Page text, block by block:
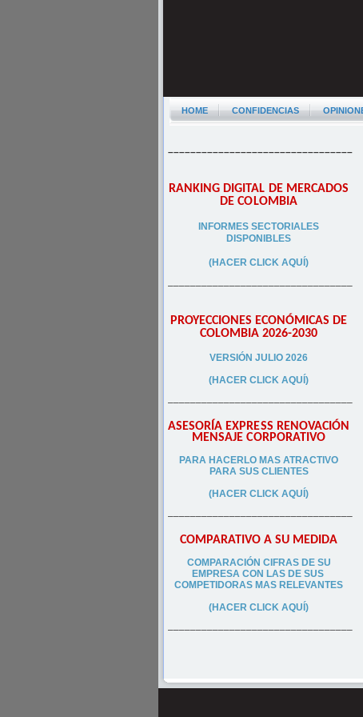
HOME CONFIDENCIAS
–––––––––––––––––––––––––––––––––
RANKING DIGITAL DE MERCADOS
DE COLOMBIA
INFORMES SECTORIALES
DISPONIBLES
(HACER CLICK AQUÍ)
–––––––––––––––––––––––––––––––––
PROYECCIONES ECONÓMICAS DE
COLOMBIA 2026-2030
VERSIÓN JULIO 2026
(HACER CLICK AQUÍ)
–––––––––––––––––––––––––––––––––
ASESORÍA EXPRESS RENOVACIÓN
MENSAJE CORPORATIVO
PARA HACERLO MAS ATRACTIVO
PARA SUS CLIENTES
(HACER CLICK AQUÍ)
–––––––––––––––––––––––––––––––––
COMPARATIVO A SU MEDIDA
COMPARACIÓN CIFRAS DE SU
EMPRESA CON LAS DE SUS
COMPETIDORAS MAS RELEVANTES
(HACER CLICK AQUÍ)
–––––––––––––––––––––––––––––––––